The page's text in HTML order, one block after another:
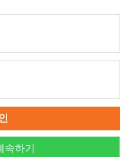
속하기